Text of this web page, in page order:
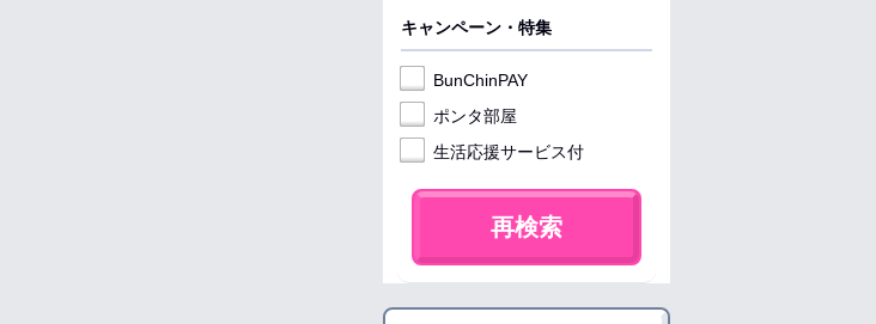
キャンペーン・特集
BunChinPAY
ポンタ部屋
生活応援サービス付
再検索